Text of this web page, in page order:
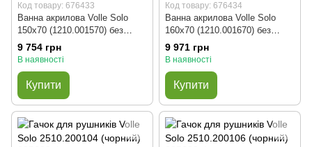
Код товару: 676433
Ванна акрилова Volle Solo
150x70 (1210.001570) без
ніжок
9 754 грн
В наявності
Купити
Код товару: 676434
Ванна акрилова Volle Solo
160x70 (1210.001670) без
ніжок
9 971 грн
В наявності
Купити